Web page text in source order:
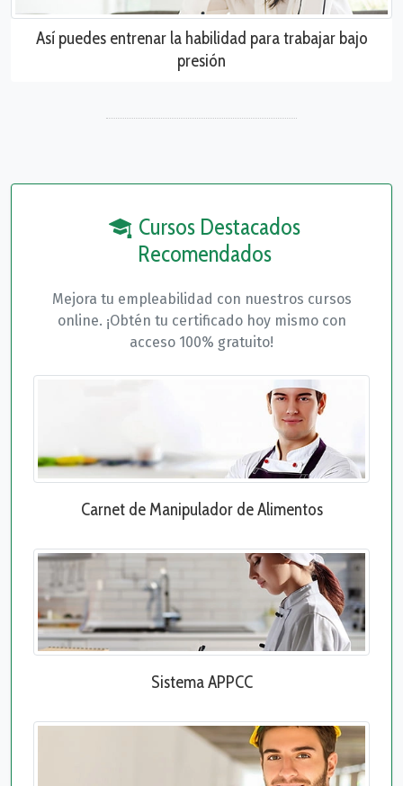
Así puedes entrenar la habilidad para trabajar bajo
presión
Cursos Destacados
Recomendados
Mejora tu empleabilidad con nuestros cursos
online. ¡Obtén tu certificado hoy mismo con
acceso 100% gratuito!
Carnet de Manipulador de Alimentos
Sistema APPCC